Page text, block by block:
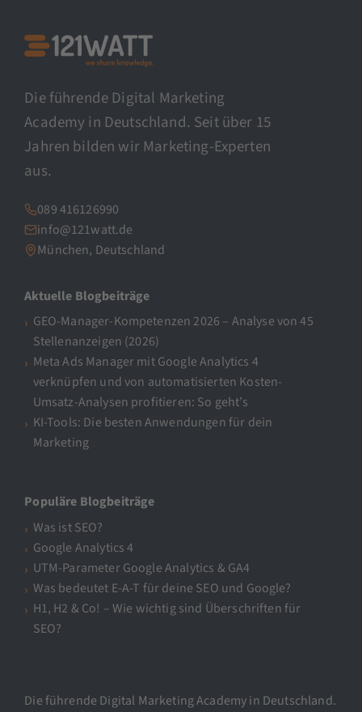
Die führende Digital Marketing
Academy in Deutschland. Seit über 15
Jahren bilden wir Marketing-Experten
aus.
089 416126990
info@121watt.de
München, Deutschland
Aktuelle Blogbeiträge
GEO-Manager-Kompetenzen 2026 – Analyse von 45
Stellenanzeigen (2026)
Meta Ads Manager mit Google Analytics 4
verknüpfen und von automatisierten Kosten-
Umsatz-Analysen profitieren: So geht’s
KI-Tools: Die besten Anwendungen für dein
Marketing
Populäre Blogbeiträge
Was ist SEO?
Google Analytics 4
UTM-Parameter Google Analytics & GA4
Was bedeutet E-A-T für deine SEO und Google?
H1, H2 & Co! – Wie wichtig sind Überschriften für
SEO?
Die führende Digital Marketing Academy in Deutschland.